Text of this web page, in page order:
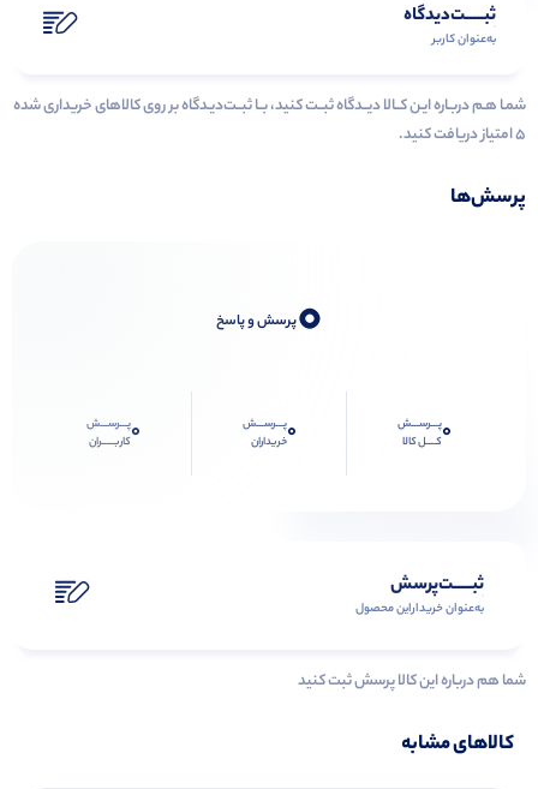
ثبـــــت‌دیدگاه
به‌عنوان کاربر
شمـا هـم دربـاره ایـن کــالا دیــدگاه ثبــت کنید، بــا ثبــت‌دیـدگاه بر روی کالاهای خریداری شده
۵ امتیاز دریافت کنید.
پرسش‌ها
0پرسش و پاسخ
0پـــرســـش
کــــل کالا
0پـــرســـش
خریداران
0پـــرســـش
کاربـــــران
ثبـــــت‌پرسش
به‌عنوان ‌خریدار‌این‌ محصول
شما هم درباره این کالا پرسش ثبت کنید
کالاهای مشابه